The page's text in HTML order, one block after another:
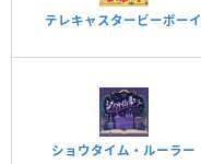
テレキャスタービーボーイ
ショウタイム・ルーラー